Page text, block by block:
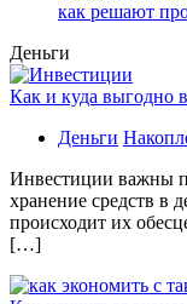
как решают
Деньги
Как и куда выгодно
Деньги
Инвестиции важны
хранение средств в
происходит их
[…]